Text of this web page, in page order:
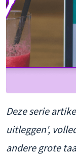
Deze serie
uitleggen',
andere grote